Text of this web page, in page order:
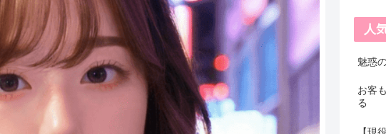
人
魅惑
お客
る
【現